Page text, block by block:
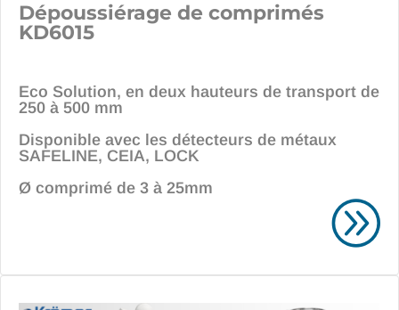
Dépoussiérage de comprimés
KD6015
Eco Solution, en deux hauteurs de transport de
250 à 500 mm
Disponible avec les détecteurs de métaux
SAFELINE, CEIA, LOCK
Ø comprimé de 3 à 25mm